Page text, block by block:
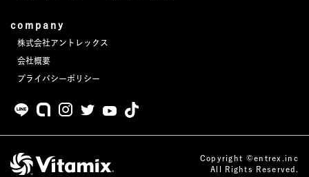
company
株式会社アントレックス
会社概要
プライバシーポリシー
Copyright ©entrex.inc
All Rights Reserved.